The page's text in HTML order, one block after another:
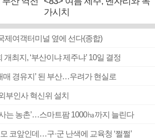
가시치
제여객터미널 옆에 선다(종합)
최지, ‘부산이냐 제주냐’ 10일 결정
매 경유지’ 된 부산…우려가 현실로
부인사 혁신위 설치
는 농촌’…스마트팜 1000㏊까지 늘린다
코앞인데…구·군 난색에 교육청 ‘쩔쩔’